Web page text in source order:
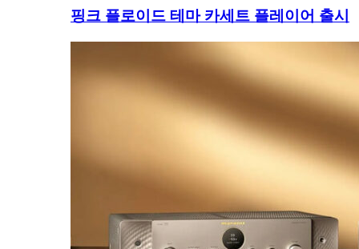
핑크 플로이드 테마 카세트 플레이어 출시